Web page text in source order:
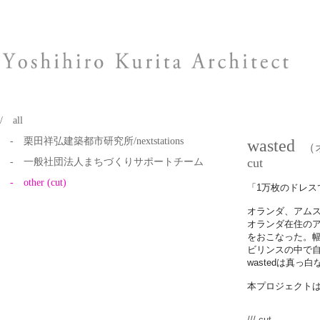
/ all
- 栗田祥弘建築都市研究所/nextstations
- 一般社団法人まちづくりサポートチーム
- other (cut)
wasted
cut
「1万枚のドレ
オランダ、アム
オランダ在住の
をおこなった。
ビリンスの中で
wastedは真っ白
本プロジェクト